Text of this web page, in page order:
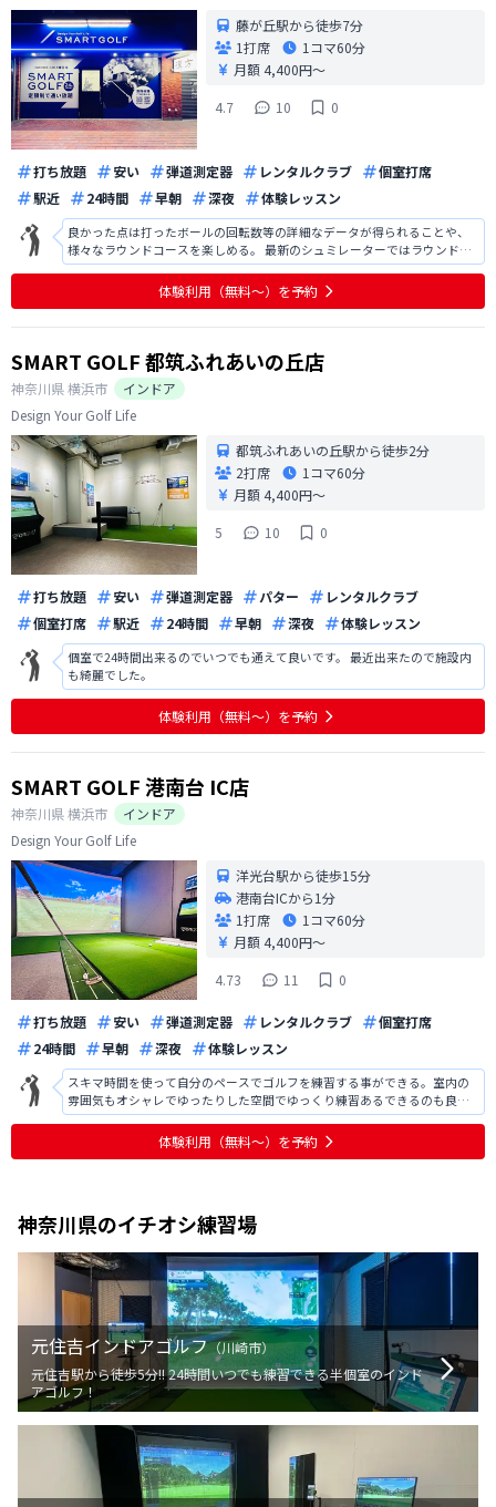
藤が丘駅から徒歩7分
1打席
1コマ60分
月額 4,400円〜
4.7
10 0
打ち放題 安い 弾道測定器 レンタルクラブ
個室打席
駅近
24時間 早朝 深夜 体験レッスン
良かった点は打ったボールの回転数等の詳細なデータが得られることや、
様々なラウンドコースを楽しめる。 最新のシュミレーターではラウンド時
自動的にボールのライが変化するが、藤が丘の施設では傾斜のライから打
つ場合、自分でマットを運んで使用するのは面倒くさい。
体験利用（無料〜）を予約
SMART GOLF 都筑ふれあいの丘店
神奈川県横浜市
インドア
Design Your Golf Life
都筑ふれあいの丘駅から徒歩2分
2打席
1コマ60分
月額 4,400円〜
5
10 0
打ち放題 安い 弾道測定器 パター
レンタルクラブ
個室打席
駅近 24時間 早朝 深夜 体験レッスン
個室で24時間出来るのでいつでも通えて良いです。 最近出来たので施設内
も綺麗でした。
体験利用（無料〜）を予約
SMART GOLF 港南台 IC店
神奈川県横浜市
インドア
Design Your Golf Life
洋光台駅から徒歩15分
港南台ICから1分
1打席
1コマ60分
月額 4,400円〜
4.73
11 0
打ち放題 安い 弾道測定器 レンタルクラブ
個室打席
24時間
早朝 深夜 体験レッスン
スキマ時間を使って自分のペースでゴルフを練習する事ができる。室内の
雰囲気もオシャレでゆったりした空間でゆっくり練習あるできるのも良
い。
体験利用（無料〜）を予約
神奈川県のイチオシ練習場
元住吉インドアゴルフ（川崎市）
元住吉駅から徒歩5分!! 24時間いつでも練習できる半個室のインド
アゴルフ！